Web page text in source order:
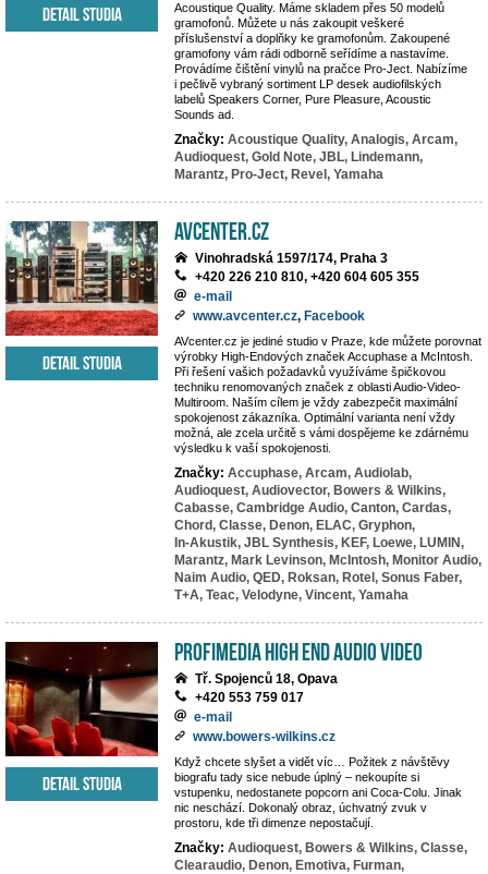
Acoustique Quality. Máme skladem přes 50 modelů
gramofonů. Můžete u nás zakoupit veškeré
příslušenství a doplňky ke gramofonům. Zakoupené
gramofony vám rádi odborně seřídíme a nastavíme.
Provádíme čištění vinylů na pračce Pro-Ject. Nabízíme
i pečlivě vybraný sortiment LP desek audiofilských
labelů Speakers Corner, Pure Pleasure, Acoustic
Sounds ad.
Značky: Acoustique Quality, Analogis, Arcam,
Audioquest, Gold Note, JBL, Lindemann,
Marantz, Pro-Ject, Revel, Yamaha
Detail studia
AVcenter.cz
Vinohradská 1597/174, Praha 3
+420 226 210 810, +420 604 605 355
e-mail
www.avcenter.cz, Facebook
AVcenter.cz je jediné studio v Praze, kde můžete porovnat
výrobky High-Endových značek Accuphase a McIntosh.
Při řešení vašich požadavků využíváme špičkovou
techniku renomovaných značek z oblasti Audio-Video-
Multiroom. Naším cílem je vždy zabezpečit maximální
spokojenost zákazníka. Optimální varianta není vždy
možná, ale zcela určitě s vámi dospějeme ke zdárnému
výsledku k vaší spokojenosti.
Značky: Accuphase, Arcam, Audiolab,
Audioquest, Audiovector, Bowers & Wilkins,
Cabasse, Cambridge Audio, Canton, Cardas,
Chord, Classe, Denon, ELAC, Gryphon,
In-Akustik, JBL Synthesis, KEF, Loewe, LUMIN,
Marantz, Mark Levinson, McIntosh, Monitor Audio,
Naim Audio, QED, Roksan, Rotel, Sonus Faber,
T+A, Teac, Velodyne, Vincent, Yamaha
Detail studia
PROFIMEDIA High End Audio Video
Tř. Spojenců 18, Opava
+420 553 759 017
e-mail
www.bowers-wilkins.cz
Když chcete slyšet a vidět víc… Požitek z návštěvy
biografu tady sice nebude úplný – nekoupíte si
vstupenku, nedostanete popcorn ani Coca-Colu. Jinak
nic neschází. Dokonalý obraz, úchvatný zvuk v
prostoru, kde tři dimenze nepostačují.
Značky: Audioquest, Bowers & Wilkins, Classe,
Clearaudio, Denon, Emotiva, Furman,
Detail studia